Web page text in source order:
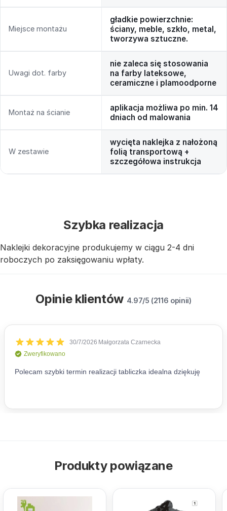
Miejsce montażu
gładkie powierzchnie:
ściany, meble, szkło, metal,
tworzywa sztuczne.
Uwagi dot. farby
nie zaleca się stosowania
na farby lateksowe,
ceramiczne i plamoodporne
Montaż na ścianie
aplikacja możliwa po min. 14
dniach od malowania
W zestawie
wycięta naklejka z nałożoną
folią transportową +
szczegółowa instrukcja
Szybka realizacja
Naklejki dekoracyjne produkujemy w ciągu 2-4 dni
roboczych po zaksięgowaniu wpłaty.
Opinie klientów 4.97/5 (2116 opinii)
Produkty powiązane